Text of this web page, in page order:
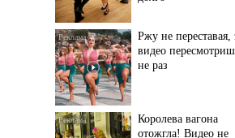
Королева вагона